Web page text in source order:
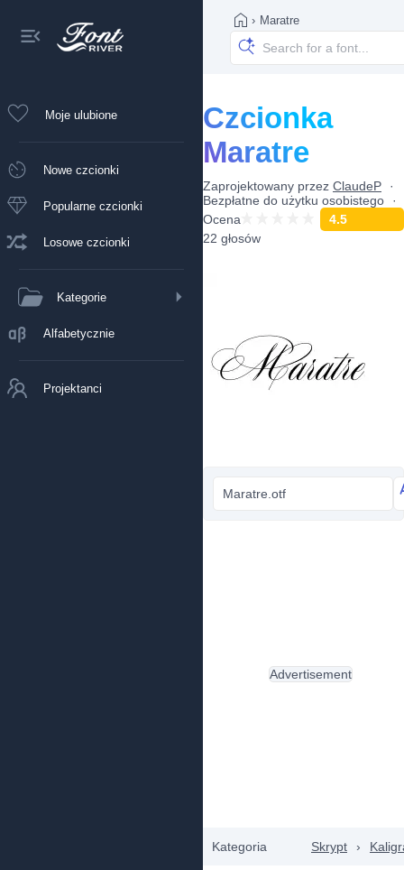
Moje ulubione
Nowe czcionki
Popularne czcionki
Losowe czcionki
Kategorie
Alfabetycznie
Projektanci
› Maratre
Czcionka
Maratre
Zaprojektowany przez ClaudeP
Bezpłatne do użytku osobistego
Ocena
4.5
22 głosów
Maratre.otf
Kategoria Skrypt ›
Advertisement